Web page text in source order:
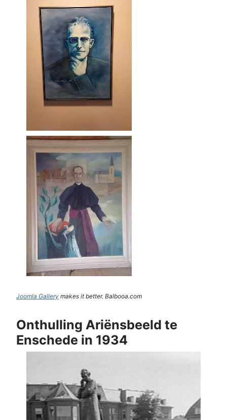
Joomla Gallery makes it better. Balbooa.com
Onthulling Ariënsbeeld te
Enschede in 1934